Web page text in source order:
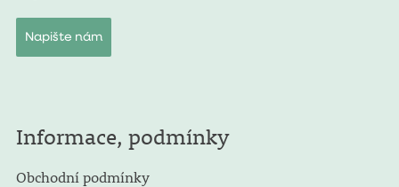
Napište nám
Informace, podmínky
Obchodní podmínky